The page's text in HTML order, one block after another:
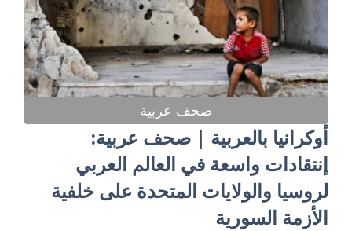
صحف عربية
أوكرانيا بالعربية | صحف عربية:
إنتقادات واسعة في العالم العربي
لروسيا والولايات المتحدة على خلفية
الأزمة السورية